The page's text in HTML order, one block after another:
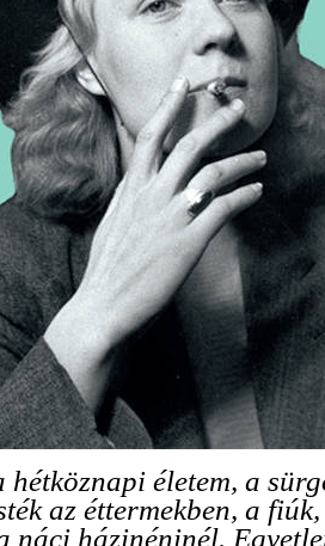
életem, a
az éttermekben, a
náci házinéninél.